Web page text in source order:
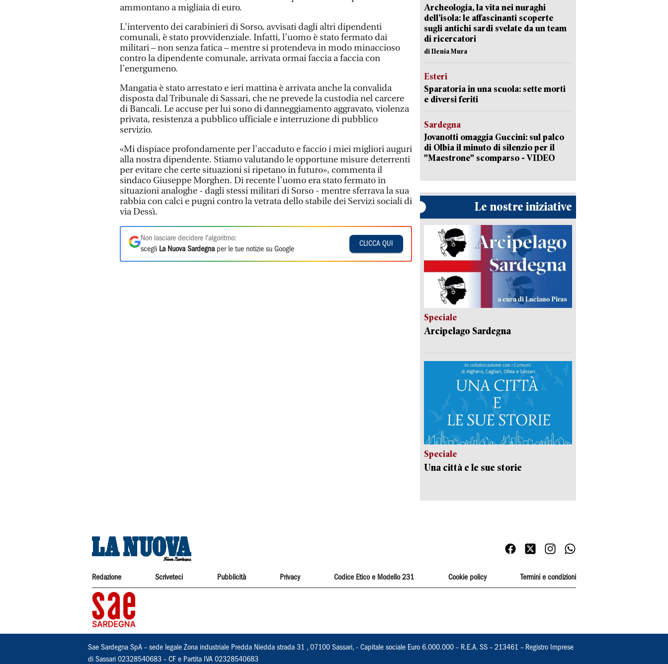
ammontano a migliaia di euro.
L'intervento dei carabinieri di Sorso, avvisati dagli altri dipendenti
comunali, è stato provvidenziale. Infatti, l’uomo è stato fermato dai
militari – non senza fatica – mentre si protendeva in modo minaccioso
contro la dipendente comunale, arrivata ormai faccia a faccia con
l’energumeno.
Mangatia è stato arrestato e ieri mattina è arrivata anche la convalida
disposta dal Tribunale di Sassari, che ne prevede la custodia nel carcere
di Bancali. Le accuse per lui sono di danneggiamento aggravato, violenza
privata, resistenza a pubblico ufficiale e interruzione di pubblico
servizio.
«Mi dispiace profondamente per l'accaduto e faccio i miei migliori auguri
alla nostra dipendente. Stiamo valutando le opportune misure deterrenti
per evitare che certe situazioni si ripetano in futuro», commenta il
sindaco Giuseppe Morghen. Di recente l’uomo era stato fermato in
situazioni analoghe - dagli stessi militari di Sorso - mentre sferrava la sua
rabbia con calci e pugni contro la vetrata dello stabile dei Servizi sociali di
via Dessì.
Non lasciare decidere l'algoritmo:
scegli La Nuova Sardegna per le tue notizie su Google
CLICCA QUI
Archeologia, la vita nei nuraghi
dell’isola: le affascinanti scoperte
sugli antichi sardi svelate da un team
di ricercatori
di Ilenia Mura
Esteri
Sparatoria in una scuola: sette morti
e diversi feriti
Sardegna
Jovanotti omaggia Guccini: sul palco
di Olbia il minuto di silenzio per il
"Maestrone" scomparso - VIDEO
Le nostre iniziative
Speciale
Arcipelago Sardegna
Speciale
Una città e le sue storie
Redazione Scriveteci Pubblicità Privacy Codice Etico e Modello 231 Cookie policy Termini e condizioni
Sae Sardegna SpA – sede legale Zona industriale Predda Niedda strada 31 , 07100 Sassari, - Capitale sociale Euro 6.000.000 – R.E.A. SS – 213461 – Registro Imprese
di Sassari 02328540683 – CF e Partita IVA 02328540683